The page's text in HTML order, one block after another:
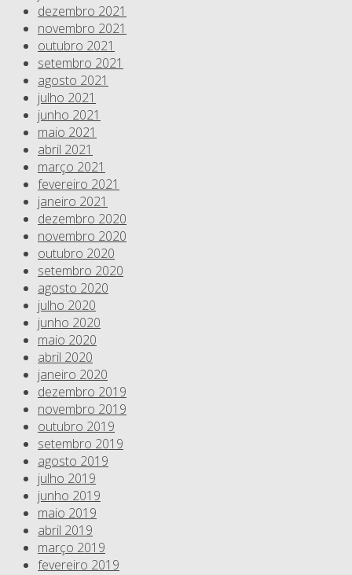
dezembro 2021
novembro 2021
outubro 2021
setembro 2021
agosto 2021
julho 2021
junho 2021
maio 2021
abril 2021
março 2021
fevereiro 2021
janeiro 2021
dezembro 2020
novembro 2020
outubro 2020
setembro 2020
agosto 2020
julho 2020
junho 2020
maio 2020
abril 2020
janeiro 2020
dezembro 2019
novembro 2019
outubro 2019
setembro 2019
agosto 2019
julho 2019
junho 2019
maio 2019
abril 2019
março 2019
fevereiro 2019